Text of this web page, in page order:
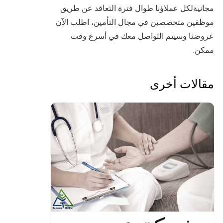
مجانيةلكل عملاؤنا طوال فترة التعاقد عن طريق
موظفين متخصصين في مجال التأمين، اطلب الآن
عروضنا وسيتم التواصل معك في أسرع وقت
ممكن.
مقالات أخرى